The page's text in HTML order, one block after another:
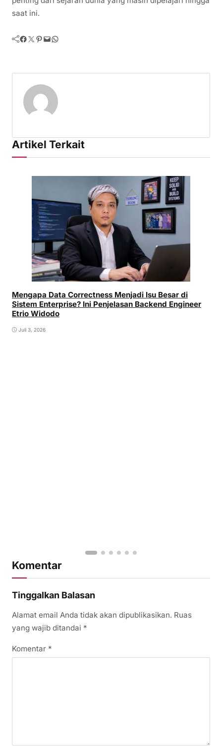
saat ini.
Facebook Twitter Pinterest Mail WhatsApp
Artikel Terkait
Mengapa Data Correctness Menjadi Isu Besar di
Sistem Enterprise? Ini Penjelasan Backend Engineer
Etrio Widodo
Juli 3, 2026
Komentar
Tinggalkan Balasan
Alamat email Anda tidak akan dipublikasikan. Ruas
yang wajib ditandai *
Komentar *